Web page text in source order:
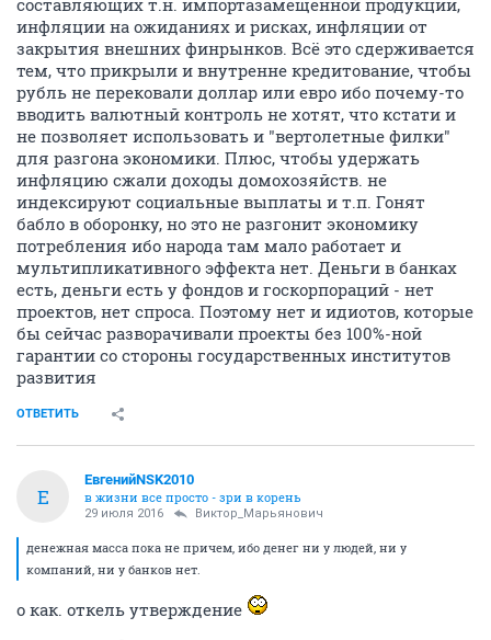
составляющих т.н. импортазамещенной продукции,
инфляции на ожиданиях и рисках, инфляции от
закрытия внешних финрынков. Всё это сдерживается
тем, что прикрыли и внутренне кредитование, чтобы
рубль не перековали доллар или евро ибо почему-то
вводить валютный контроль не хотят, что кстати и
не позволяет использовать и "вертолетные филки"
для разгона экономики. Плюс, чтобы удержать
инфляцию сжали доходы домохозяйств. не
индексируют социальные выплаты и т.п. Гонят
бабло в оборонку, но это не разгонит экономику
потребления ибо народа там мало работает и
мультипликативного эффекта нет. Деньги в банках
есть, деньги есть у фондов и госкорпораций - нет
проектов, нет спроса. Поэтому нет и идиотов, которые
бы сейчас разворачивали проекты без 100%-ной
гарантии со стороны государственных институтов
развития
ОТВЕТИТЬ
Е
ЕвгенийNSK2010
в жизни все просто - зри в корень
29 июля 2016 Виктор_Марьянович
денежная масса пока не причем, ибо денег ни у людей, ни у
компаний, ни у банков нет.
о как. откель утверждение